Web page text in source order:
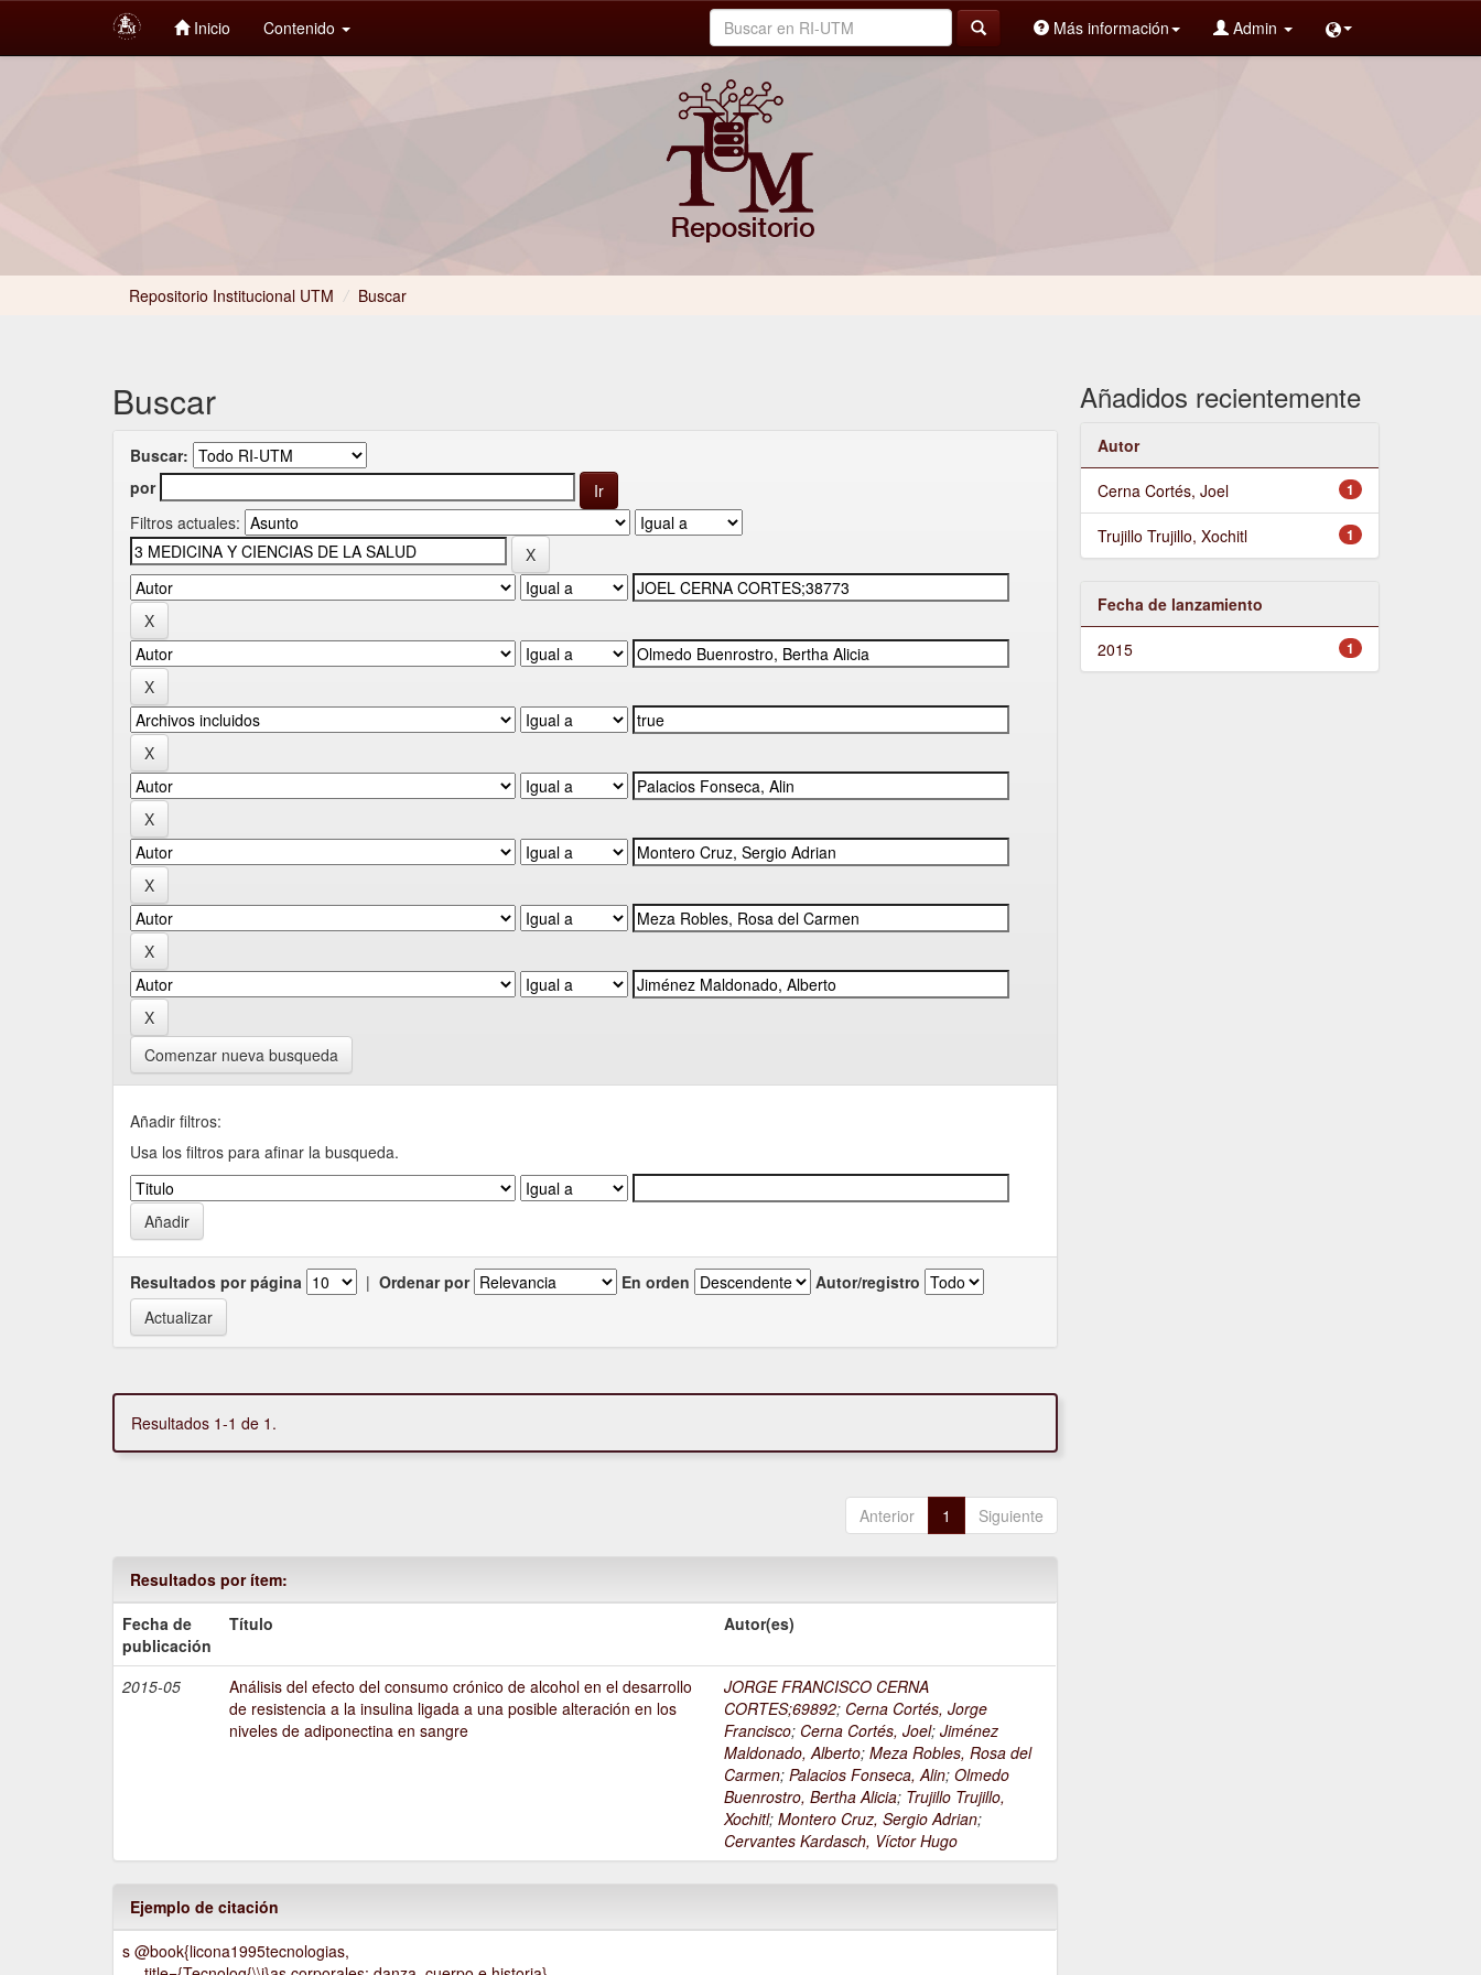
Inicio Contenido Más información Admin
Repositorio Institucional UTM / Buscar
Buscar
Buscar:
por
Filtros actuales:
Comenzar nueva busqueda
Añadir filtros:
Usa los filtros para afinar la busqueda.
Resultados por página | Ordenar por En orden Autor/registro
Resultados 1-1 de 1.
Anterior 1 Siguiente
Resultados por ítem:
Fecha de
publicación
Título Autor(es)
2015-05
Análisis del efecto del consumo crónico de alcohol en el desarrollo
de resistencia a la insulina ligada a una posible alteración en los
niveles de adiponectina en sangre
JORGE FRANCISCO CERNA
CORTES;69892; Cerna Cortés, Jorge
Francisco; Cerna Cortés, Joel;Jiménez
Maldonado, Alberto;Meza Robles, Rosa del
Carmen;Palacios Fonseca, Alin;Olmedo
Buenrostro, Bertha Alicia; Trujillo Trujillo,
Xochitl;Montero Cruz, Sergio Adrian;
Cervantes Kardasch, Víctor Hugo
Ejemplo de citación
s @book{licona1995tecnologias,
Añadidos recientemente
Autor
1
Cerna Cortés, Joel
1
Trujillo Trujillo, Xochitl
Fecha de lanzamiento
1
2015